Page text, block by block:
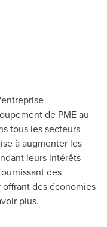
de PME au
tous les secteurs
à augmenter les
leurs intérêts
des
des économies
plus.